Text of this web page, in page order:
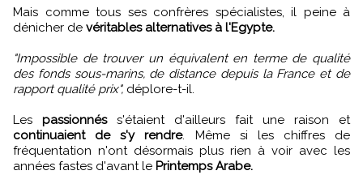
Mais comme tous ses confrères spécialistes, il peine à
dénicher de véritables alternatives à l'Egypte.
"Impossible de trouver un équivalent en terme de qualité
des fonds sous-marins, de distance depuis la France et de
rapport qualité prix", déplore-t-il.
Les passionnéss'étaient d'ailleurs fait une raison et
continuaient de s'y rendre. Même si les chiffres de
fréquentation n'ont désormais plus rien à voir avec les
années fastes d'avant le Printemps Arabe.